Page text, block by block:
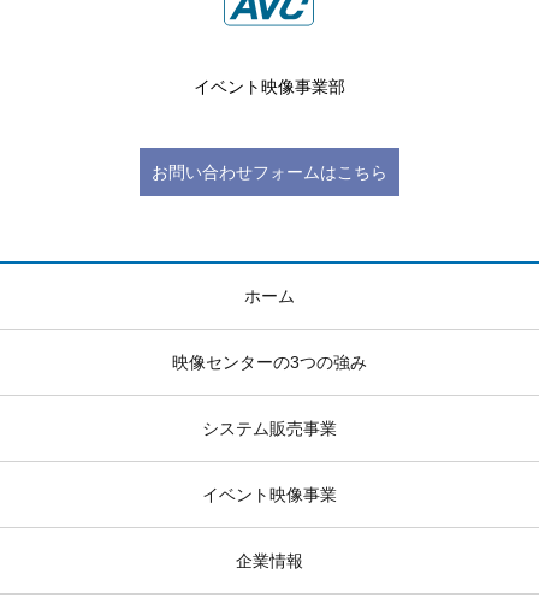
イベント映像事業部
お問い合わせフォームはこちら
ホーム
映像センターの3つの強み
システム販売事業
イベント映像事業
企業情報